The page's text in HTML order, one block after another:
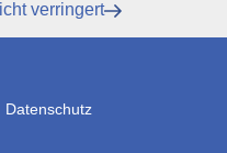
verringert
Datenschutz